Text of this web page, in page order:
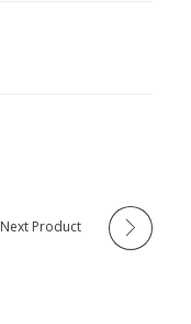
Next Product